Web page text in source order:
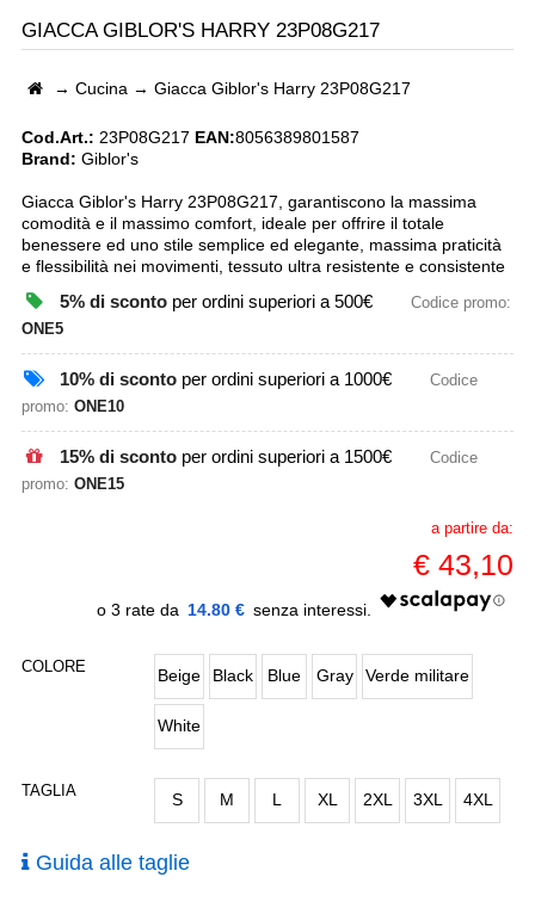
GIACCA GIBLOR'S HARRY 23P08G217
→ Cucina → Giacca Giblor's Harry 23P08G217
Cod.Art.: 23P08G217 EAN:8056389801587
Brand: Giblor's
Giacca Giblor's Harry 23P08G217, garantiscono la massima
comodità e il massimo comfort, ideale per offrire il totale
benessere ed uno stile semplice ed elegante, massima praticità
e flessibilità nei movimenti, tessuto ultra resistente e consistente
5% di scontoper ordini superiori a 500€
Codice promo:
ONE5
10% di scontoper ordini superiori a 1000€
Codice
promo: ONE10
15% di scontoper ordini superiori a 1500€
Codice
promo: ONE15
a partire da:
€ 43,10
14.80 €
COLORE Beige Black Blue Gray Verde militare
White
TAGLIA S M L XL 2XL 3XL 4XL
Guida alle taglie